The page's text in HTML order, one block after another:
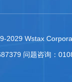
2029 Wstax
问题咨询：